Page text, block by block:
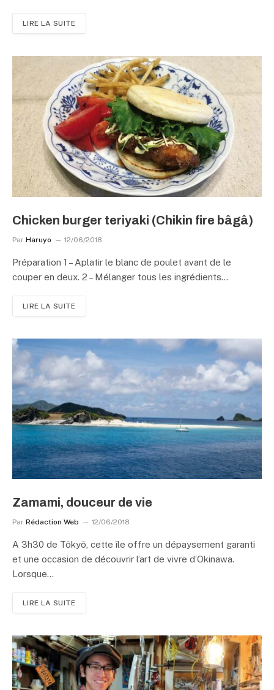
LIRE LA SUITE
Chicken burger teriyaki (Chikin fire bâgâ)
Par Haruyo 12/06/2018
Préparation 1 – Aplatir le blanc de poulet avant de le
couper en deux. 2 – Mélanger tous les ingrédients…
LIRE LA SUITE
Zamami, douceur de vie
Par Rédaction Web 12/06/2018
A 3h30 de Tôkyô, cette île offre un dépaysement garanti
et une occasion de découvrir l’art de vivre d’Okinawa.
Lorsque…
LIRE LA SUITE